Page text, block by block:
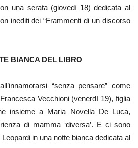
una serata (giovedì 18) dedicata al
inediti dei “Frammenti di un discorso
BIANCA DEL LIBRO
“senza pensare” come
Vecchioni (venerdì 19), figlia
insieme a Maria Novella De Luca,
di mamma ‘diversa’. E ci sono
in una notte bianca dedicata al